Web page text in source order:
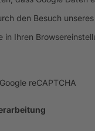
den Besuch
in Ihren
reCAPTCHA